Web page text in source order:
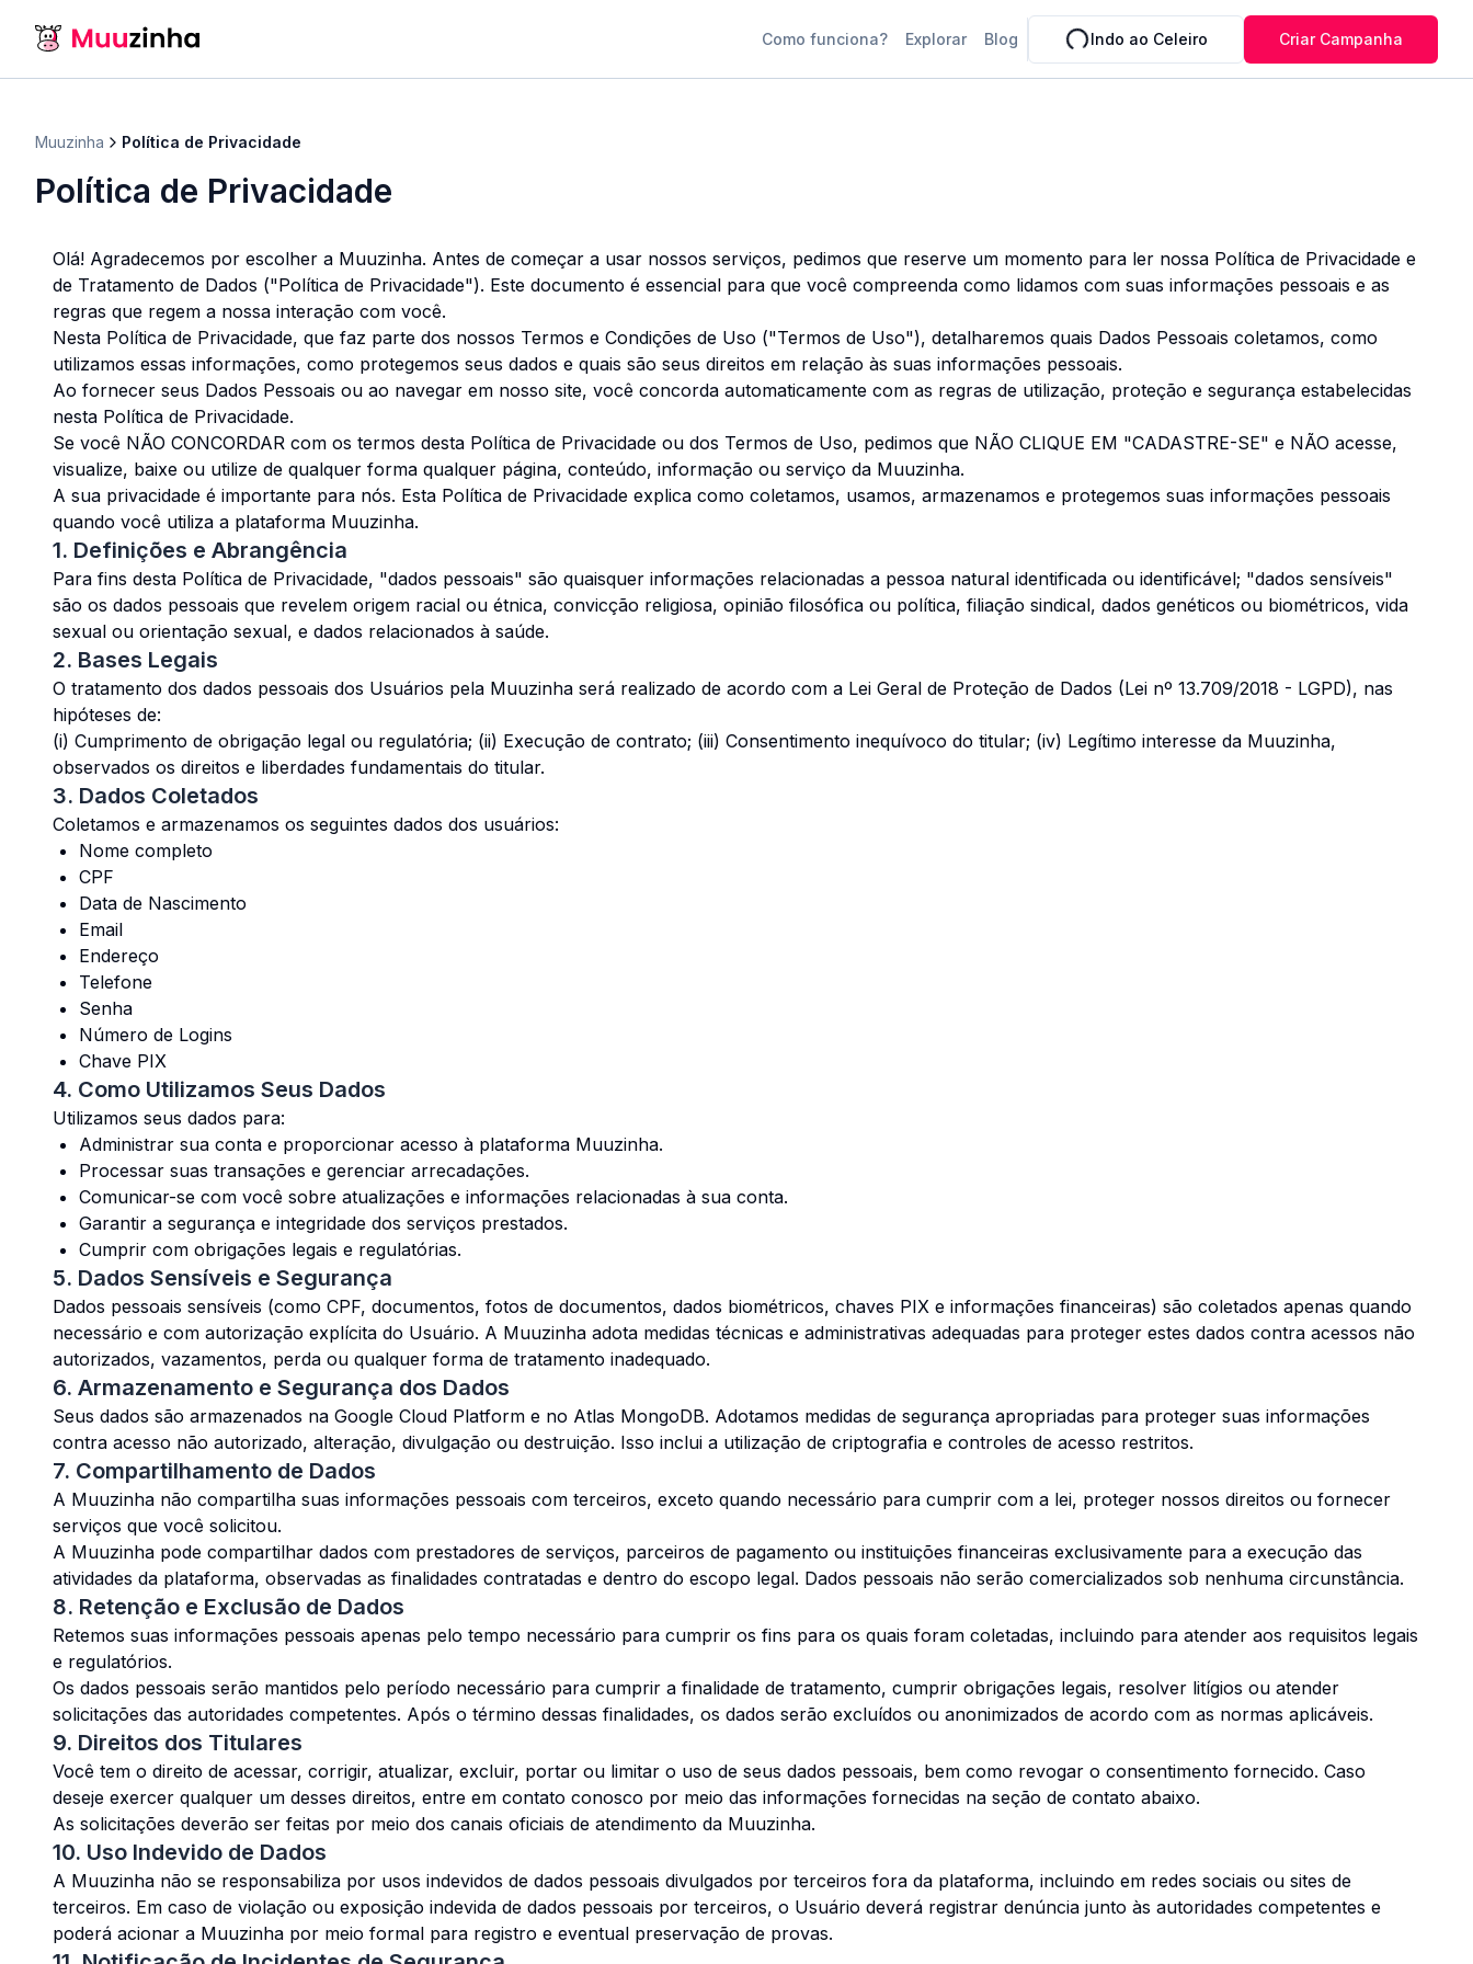
Como funciona? Explorar Blog Indo ao Celeiro Criar Campanha
Muuzinha Política de Privacidade
Política de Privacidade
Olá! Agradecemos por escolher a Muuzinha. Antes de começar a usar nossos serviços, pedimos que reserve um momento para ler nossa Política de Privacidade e
de Tratamento de Dados ("Política de Privacidade"). Este documento é essencial para que você compreenda como lidamos com suas informações pessoais e as
regras que regem a nossa interação com você.
Nesta Política de Privacidade, que faz parte dos nossos Termos e Condições de Uso ("Termos de Uso"), detalharemos quais Dados Pessoais coletamos, como
utilizamos essas informações, como protegemos seus dados e quais são seus direitos em relação às suas informações pessoais.
Ao fornecer seus Dados Pessoais ou ao navegar em nosso site, você concorda automaticamente com as regras de utilização, proteção e segurança estabelecidas
nesta Política de Privacidade.
Se você NÃO CONCORDAR com os termos desta Política de Privacidade ou dos Termos de Uso, pedimos que NÃO CLIQUE EM "CADASTRE-SE" e NÃO acesse,
visualize, baixe ou utilize de qualquer forma qualquer página, conteúdo, informação ou serviço da Muuzinha.
A sua privacidade é importante para nós. Esta Política de Privacidade explica como coletamos, usamos, armazenamos e protegemos suas informações pessoais
quando você utiliza a plataforma Muuzinha.
1. Definições e Abrangência
Para fins desta Política de Privacidade, "dados pessoais" são quaisquer informações relacionadas a pessoa natural identificada ou identificável; "dados sensíveis"
são os dados pessoais que revelem origem racial ou étnica, convicção religiosa, opinião filosófica ou política, filiação sindical, dados genéticos ou biométricos, vida
sexual ou orientação sexual, e dados relacionados à saúde.
2. Bases Legais
O tratamento dos dados pessoais dos Usuários pela Muuzinha será realizado de acordo com a Lei Geral de Proteção de Dados (Lei nº 13.709/2018 - LGPD), nas
hipóteses de:
(i) Cumprimento de obrigação legal ou regulatória; (ii) Execução de contrato; (iii) Consentimento inequívoco do titular; (iv) Legítimo interesse da Muuzinha,
observados os direitos e liberdades fundamentais do titular.
3. Dados Coletados
Coletamos e armazenamos os seguintes dados dos usuários:
Nome completo
CPF
Data de Nascimento
Email
Endereço
Telefone
Senha
Número de Logins
Chave PIX
4. Como Utilizamos Seus Dados
Utilizamos seus dados para:
Administrar sua conta e proporcionar acesso à plataforma Muuzinha.
Processar suas transações e gerenciar arrecadações.
Comunicar-se com você sobre atualizações e informações relacionadas à sua conta.
Garantir a segurança e integridade dos serviços prestados.
Cumprir com obrigações legais e regulatórias.
5. Dados Sensíveis e Segurança
Dados pessoais sensíveis (como CPF, documentos, fotos de documentos, dados biométricos, chaves PIX e informações financeiras) são coletados apenas quando
necessário e com autorização explícita do Usuário. A Muuzinha adota medidas técnicas e administrativas adequadas para proteger estes dados contra acessos não
autorizados, vazamentos, perda ou qualquer forma de tratamento inadequado.
6. Armazenamento e Segurança dos Dados
Seus dados são armazenados na Google Cloud Platform e no Atlas MongoDB. Adotamos medidas de segurança apropriadas para proteger suas informações
contra acesso não autorizado, alteração, divulgação ou destruição. Isso inclui a utilização de criptografia e controles de acesso restritos.
7. Compartilhamento de Dados
A Muuzinha não compartilha suas informações pessoais com terceiros, exceto quando necessário para cumprir com a lei, proteger nossos direitos ou fornecer
serviços que você solicitou.
A Muuzinha pode compartilhar dados com prestadores de serviços, parceiros de pagamento ou instituições financeiras exclusivamente para a execução das
atividades da plataforma, observadas as finalidades contratadas e dentro do escopo legal. Dados pessoais não serão comercializados sob nenhuma circunstância.
8. Retenção e Exclusão de Dados
Retemos suas informações pessoais apenas pelo tempo necessário para cumprir os fins para os quais foram coletadas, incluindo para atender aos requisitos legais
e regulatórios.
Os dados pessoais serão mantidos pelo período necessário para cumprir a finalidade de tratamento, cumprir obrigações legais, resolver litígios ou atender
solicitações das autoridades competentes. Após o término dessas finalidades, os dados serão excluídos ou anonimizados de acordo com as normas aplicáveis.
9. Direitos dos Titulares
Você tem o direito de acessar, corrigir, atualizar, excluir, portar ou limitar o uso de seus dados pessoais, bem como revogar o consentimento fornecido. Caso
deseje exercer qualquer um desses direitos, entre em contato conosco por meio das informações fornecidas na seção de contato abaixo.
As solicitações deverão ser feitas por meio dos canais oficiais de atendimento da Muuzinha.
10. Uso Indevido de Dados
A Muuzinha não se responsabiliza por usos indevidos de dados pessoais divulgados por terceiros fora da plataforma, incluindo em redes sociais ou sites de
terceiros. Em caso de violação ou exposição indevida de dados pessoais por terceiros, o Usuário deverá registrar denúncia junto às autoridades competentes e
poderá acionar a Muuzinha por meio formal para registro e eventual preservação de provas.